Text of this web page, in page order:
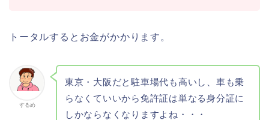
トータルするとお金がかかります。
するめ
東京・大阪だと駐車場代も高いし、車も乗
らなくていいから免許証は単なる身分証に
しかならなくなりますよね・・・